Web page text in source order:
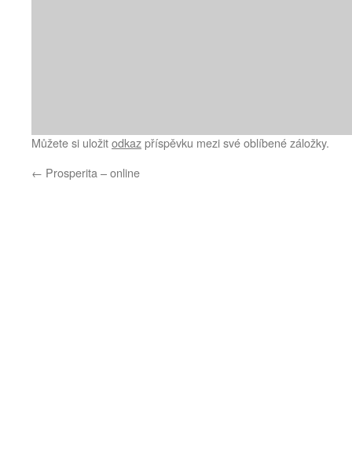
Můžete si uložitodkazpříspěvku mezi své oblíbené záložky.
← Prosperita – online